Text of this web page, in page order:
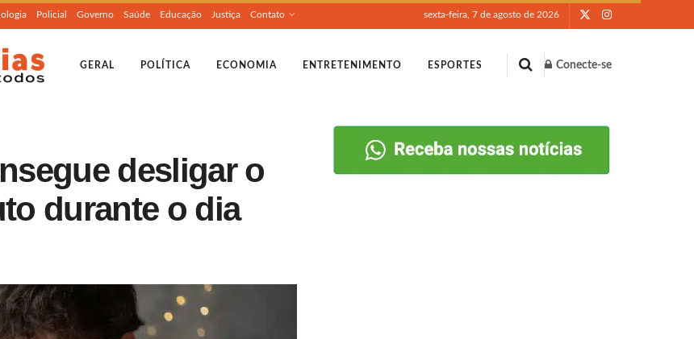
Policial Governo Saúde Educação Justiça Contato sexta-feira, 7 de agosto de 2026
GERAL POLÍTICA ECONOMIA ENTRETENIMENTO ESPORTES Conecte-se
desligar o
durante o dia